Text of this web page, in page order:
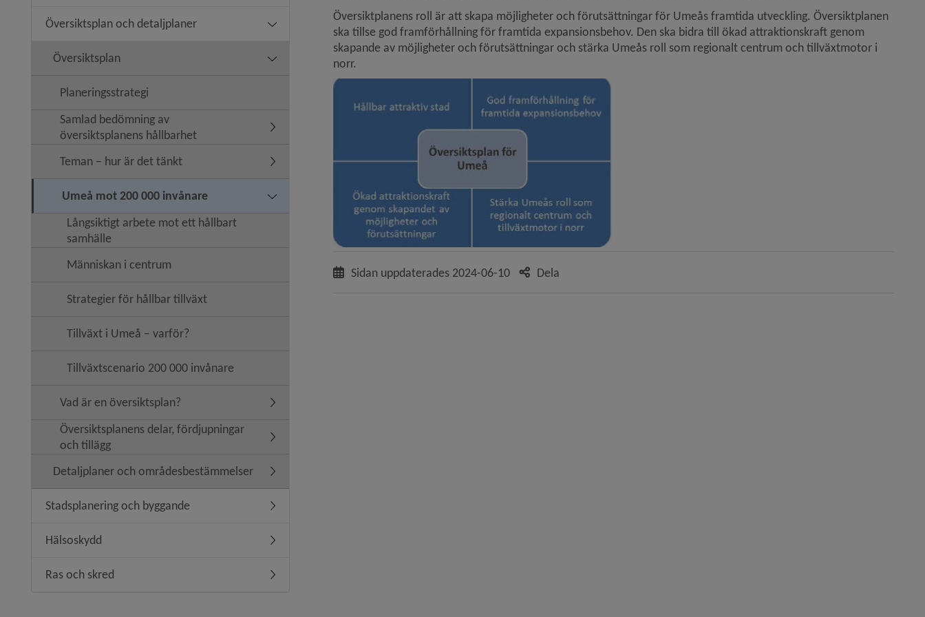
Översiktsplan och detaljplaner Undermeny för Översiktsplan och detaljplaner
Översiktsplan Undermeny för Översiktsplan
Planeringsstrategi
Samlad bedömning av
översiktsplanens hållbarhet
Undermeny för Samlad bedömning av översiktsplanens hållbarhet
Teman – hur är det tänkt Undermeny för Teman – hur är det tänkt
Umeå mot 200 000 invånare Undermeny för Umeå mot 200 000 invånare
Långsiktigt arbete mot ett hållbart
samhälle
Människan i centrum
Strategier för hållbar tillväxt
Tillväxt i Umeå – varför?
Tillväxtscenario 200 000 invånare
Vad är en översiktsplan? Undermeny för Vad är en översiktsplan?
Översiktsplanens delar, fördjupningar
och tillägg
Undermeny för Översiktsplanens delar, fördjupningar och tillägg
Detaljplaner och områdesbestämmelser Undermeny för Detaljplaner och områdesbestämmelser
Stadsplanering och byggande Undermeny för Stadsplanering och byggande
Hälsoskydd Undermeny för Hälsoskydd
Ras och skred Undermeny för Ras och skred
Översiktplanens roll är att skapa möjligheter och förutsättningar för Umeås framtida utveckling. Översiktplanen
ska tillse god framförhållning för framtida expansionsbehov. Den ska bidra till ökad attraktionskraft genom
skapande av möjligheter och förutsättningar och stärka Umeås roll som regionalt centrum och tillväxtmotor i
norr.
Sidan uppdaterades 2024-06-10 Dela